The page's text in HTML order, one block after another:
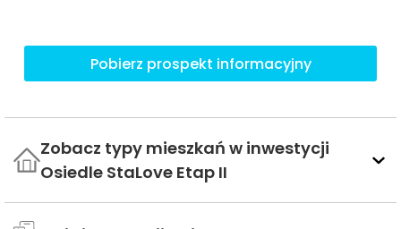
Pobierz prospekt informacyjny
Zobacz typy mieszkań w inwestycji
Osiedle StaLove Etap II